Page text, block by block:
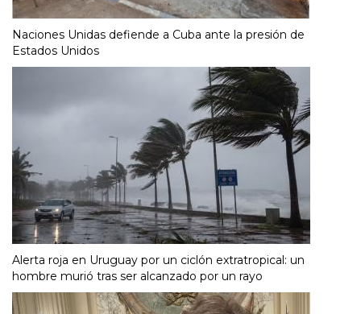
Naciones Unidas defiende a Cuba ante la presión de
Estados Unidos
Alerta roja en Uruguay por un ciclón extratropical: un
hombre murió tras ser alcanzado por un rayo